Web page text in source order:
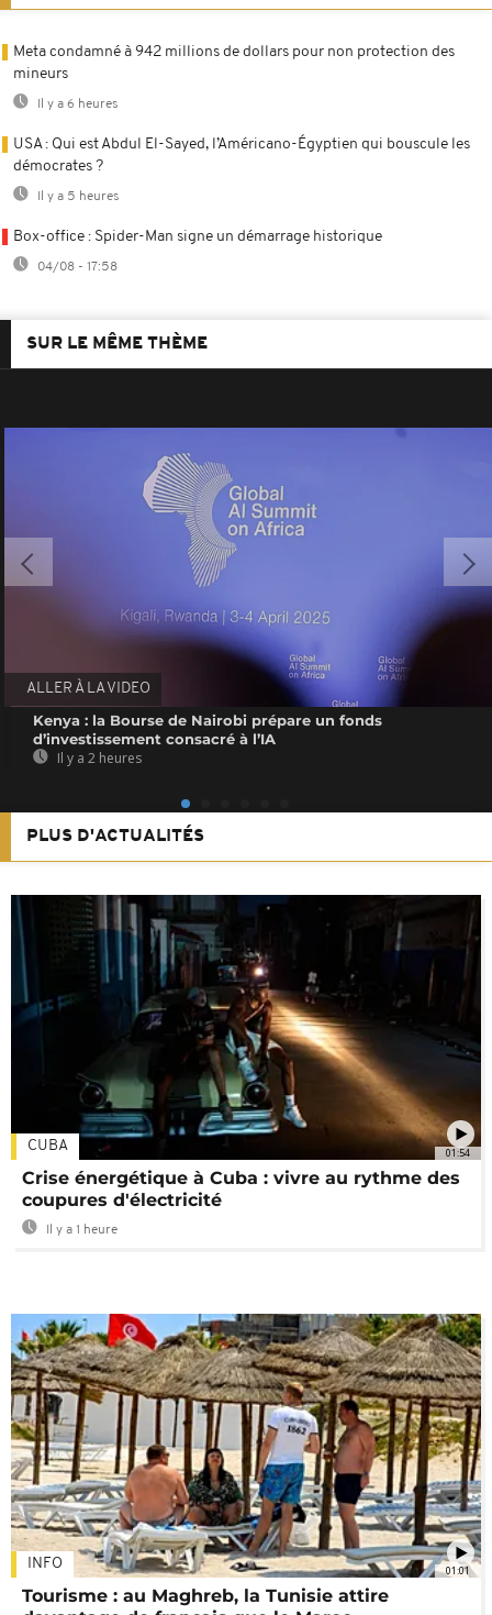
Meta condamné à 942 millions de dollars pour non protection des
mineurs
Il y a 6 heures
USA : Qui est Abdul El-Sayed, l’Américano-Égyptien qui bouscule les
démocrates ?
Il y a 5 heures
Box-office : Spider-Man signe un démarrage historique
04/08 - 17:58
SUR LE MÊME THÈME
ALLER À LA VIDEO
Kenya : la Bourse de Nairobi prépare un fonds
d’investissement consacré à l’IA
Il y a 2 heures
PLUS D'ACTUALITÉS
01:54
CUBA
Crise énergétique à Cuba : vivre au rythme des
coupures d'électricité
Il y a 1 heure
01:01
INFO
Tourisme : au Maghreb, la Tunisie attire